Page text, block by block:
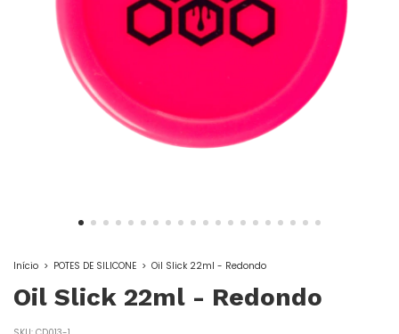
Início > POTES DE SILICONE > Oil Slick 22ml - Redondo
Oil Slick 22ml - Redondo